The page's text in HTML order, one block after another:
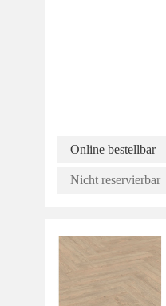
Online bestellbar
Nicht reservierbar